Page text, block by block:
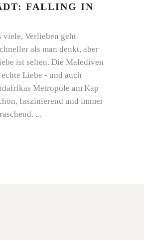
FALLING IN
viele, Verlieben geht
als man denkt, aber
ist selten. Die Malediven
Liebe - und auch
Metropole am Kap
faszinierend und immer